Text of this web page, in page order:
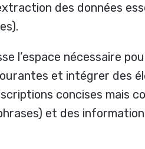
des données
l’espace nécessaire
et intégrer des
concises mais
et des